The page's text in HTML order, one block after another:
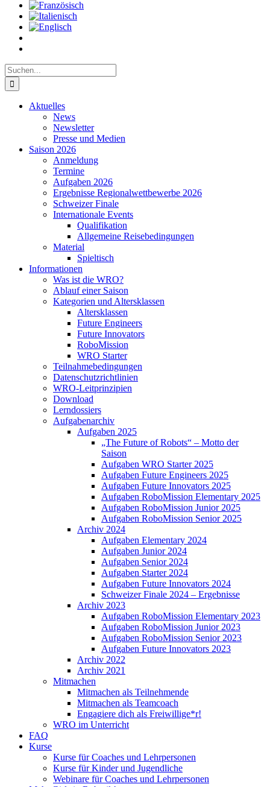
Suche
nach:
Aktuelles
News
Newsletter
Presse und Medien
Saison 2026
Anmeldung
Termine
Aufgaben 2026
Ergebnisse Regionalwettbewerbe 2026
Schweizer Finale
Internationale Events
Qualifikation
Allgemeine Reisebedingungen
Material
Spieltisch
Informationen
Was ist die WRO?
Ablauf einer Saison
Kategorien und Altersklassen
Altersklassen
Future Engineers
Future Innovators
RoboMission
WRO Starter
Teilnahmebedingungen
Datenschutzrichtlinien
WRO-Leitprinzipien
Download
Lerndossiers
Aufgabenarchiv
Aufgaben 2025
„The Future of Robots“ – Motto der
Saison
Aufgaben WRO Starter 2025
Aufgaben Future Engineers 2025
Aufgaben Future Innovators 2025
Aufgaben RoboMission Elementary 2025
Aufgaben RoboMission Junior 2025
Aufgaben RoboMission Senior 2025
Archiv 2024
Aufgaben Elementary 2024
Aufgaben Junior 2024
Aufgaben Senior 2024
Aufgaben Starter 2024
Aufgaben Future Innovators 2024
Schweizer Finale 2024 – Ergebnisse
Archiv 2023
Aufgaben RoboMission Elementary 2023
Aufgaben RoboMission Junior 2023
Aufgaben RoboMission Senior 2023
Aufgaben Future Innovators 2023
Archiv 2022
Archiv 2021
Mitmachen
Mitmachen als Teilnehmende
Mitmachen als Teamcoach
Engagiere dich als Freiwillige*r!
WRO im Unterricht
FAQ
Kurse
Kurse für Coaches und Lehrpersonen
Kurse für Kinder und Jugendliche
Webinare für Coaches und Lehrpersonen